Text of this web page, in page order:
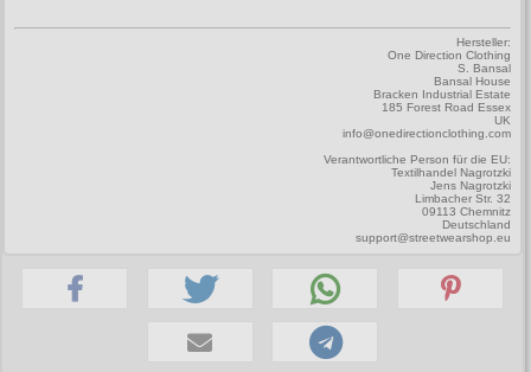
Mützen
Poizen Industries
Queen of Darkness
Bauchtaschen
Gothic Shop
Hersteller:
One Direction Clothing
S. Bansal
Bansal House
Bracken Industrial Estate
185 Forest Road Essex
UK
info@onedirectionclothing.com
Verantwortliche Person für die EU:
Textilhandel Nagrotzki
Jens Nagrotzki
Limbacher Str. 32
09113 Chemnitz
Deutschland
support@streetwearshop.eu